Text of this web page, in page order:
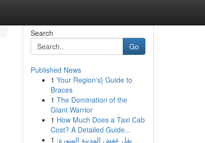
Search
Go
Published News
1 Your Region's} Guide to
Braces
1 The Domination of the
Giant Warrior
1 How Much Does a Taxi Cab
Cost? A Detailed Guide...
1 نقل عفش المدينة المنورة: